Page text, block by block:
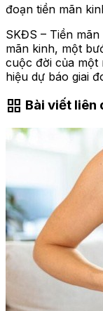
đoạn tiền mãn
SKĐS – Tiền
mãn kinh, một
cuộc đời của một
hiệu dự báo giai
grid_view Bài viết liên